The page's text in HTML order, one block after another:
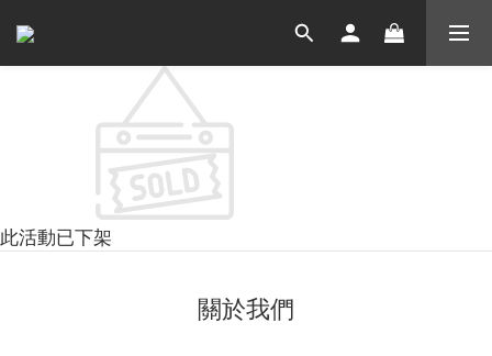
此活動已下架
關於我們